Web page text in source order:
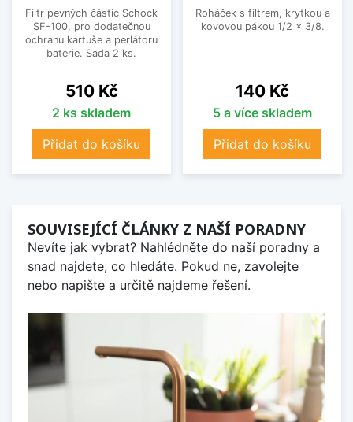
Filtr pevných částic Schock
SF-100, pro dodatečnou
ochranu kartuše a perlátoru
baterie. Sada 2 ks.
Cena
510 Kč
2 ks skladem
Přidat do košíku
Roháček s filtrem, krytkou a
kovovou pákou 1/2 x 3/8.
Cena
140 Kč
5 a více skladem
Přidat do košíku
SOUVISEJÍCÍ ČLÁNKY Z NAŠÍ PORADNY
Nevíte jak vybrat? Nahlédněte do naší poradny a
snad najdete, co hledáte. Pokud ne, zavolejte
nebo napište a určitě najdeme řešení.